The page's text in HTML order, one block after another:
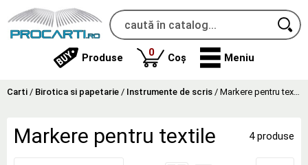
Produse 0produse
Coș Meniu
Carti / Birotica si papetarie / Instrumente de scris / Markere pentru textile
Markere pentru textile 4 produse